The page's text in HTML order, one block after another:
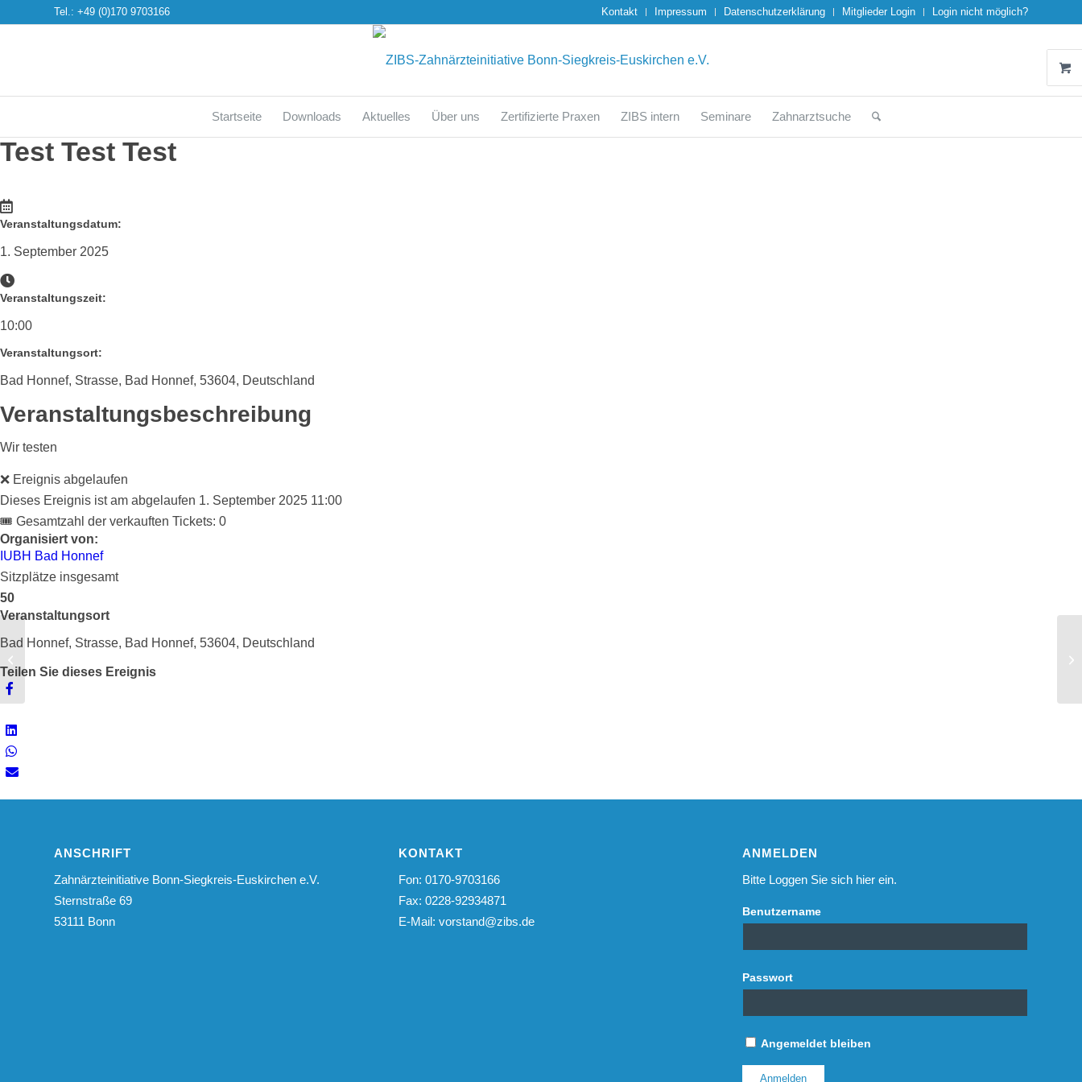
Kontakt Impressum Datenschutzerklärung Mitglieder Login Login nicht möglich?
Tel.: +49 (0)170 9703166
Startseite Downloads Aktuelles Über uns Zertifizierte Praxen ZIBS intern Seminare Zahnarztsuche
Test Test Test
Veranstaltungsdatum:
1. September 2025
Veranstaltungszeit:
10:00
Veranstaltungsort:
Bad Honnef, Strasse, Bad Honnef, 53604, Deutschland
Veranstaltungsbeschreibung
Wir testen
❌ Ereignis abgelaufen
Dieses Ereignis ist am abgelaufen 1. September 2025 11:00
🎟 Gesamtzahl der verkauften Tickets: 0
Organisiert von:
IUBH Bad Honnef
Sitzplätze insgesamt
50
Veranstaltungsort
Bad Honnef, Strasse, Bad Honnef, 53604, Deutschland
Teilen Sie dieses Ereignis
ANSCHRIFT
Zahnärzteinitiative Bonn-Siegkreis-Euskirchen e.V.
Sternstraße 69
53111 Bonn
KONTAKT
Fon: 0170-9703166
Fax: 0228-92934871
E-Mail: vorstand@zibs.de
ANMELDEN
Bitte Loggen Sie sich hier ein.
Benutzername
Passwort
Angemeldet bleiben